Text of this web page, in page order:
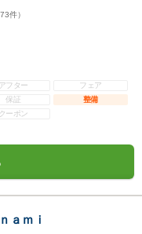
件）
アフター
フェア
保証
整備
クーポン
ａｍｉ